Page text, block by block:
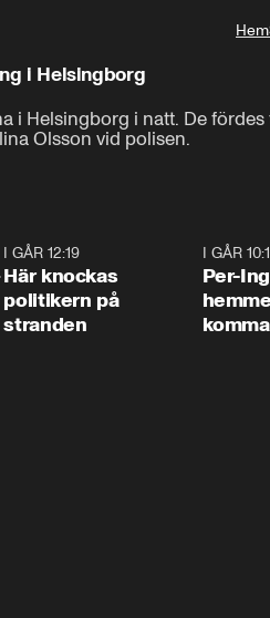
Hem
i Helsingborg
i Helsingborg i natt. De
Olsson vid polisen.
I GÅR 12:19
Här knockas
politikern på
stranden
I GÅR
Per-